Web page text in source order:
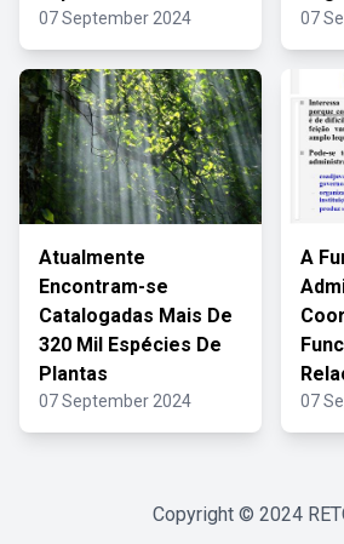
07 September 2024 07
Atualmente
Encontram-se
Catalogadas Mais De
320 Mil Espécies De
Plantas
07 September 2024
A
07
Copyright © 2024